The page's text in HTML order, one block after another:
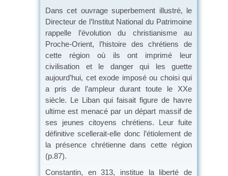
Dans cet ouvrage superbement illustré, le
Directeur de l’Institut National du Patrimoine
rappelle l’évolution du christianisme au
Proche-Orient, l’histoire des chrétiens de
cette région où ils ont imprimé leur
civilisation et le danger qui les guette
aujourd’hui, cet exode imposé ou choisi qui
a pris de l’ampleur durant toute le XXe
siècle. Le Liban qui faisait figure de havre
ultime est menacé par un départ massif de
ses jeunes citoyens chrétiens. Leur fuite
définitive scellerait-elle donc l’étiolement de
la présence chrétienne dans cette région
(p.87).
Constantin, en 313, institue la liberté de